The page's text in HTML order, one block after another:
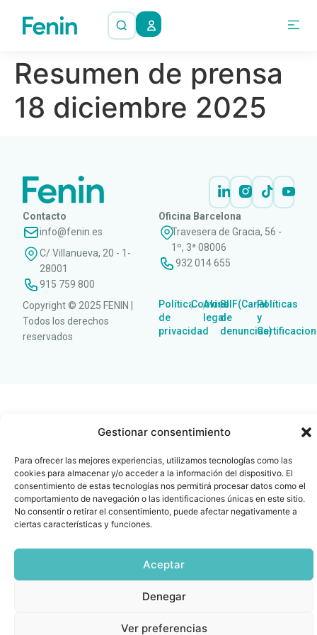
Gestionar consentimiento
Para ofrecer las mejores experiencias, utilizamos tecnologías como las
cookies para almacenar y/o acceder a la información del dispositivo. El
consentimiento de estas tecnologías nos permitirá procesar datos como el
comportamiento de navegación o las identificaciones únicas en este sitio.
No consentir o retirar el consentimiento, puede afectar negativamente a
ciertas características y funciones.
Aceptar
Denegar
Ver preferencias
Resumen de prensa
18 diciembre 2025
Contacto
info@fenin.es
C/ Villanueva, 20 - 1-
28001
915 759 800
Oficina Barcelona
Travesera de Gracia, 56 -
1º, 3ª 08006
932 014 655
Copyright © 2025 FENIN |
Todos los derechos
reservados
Política
de
privacidad
|Cookies
|Aviso
legal
|SIIF(Canal
de
denuncias)
|Políticas
y